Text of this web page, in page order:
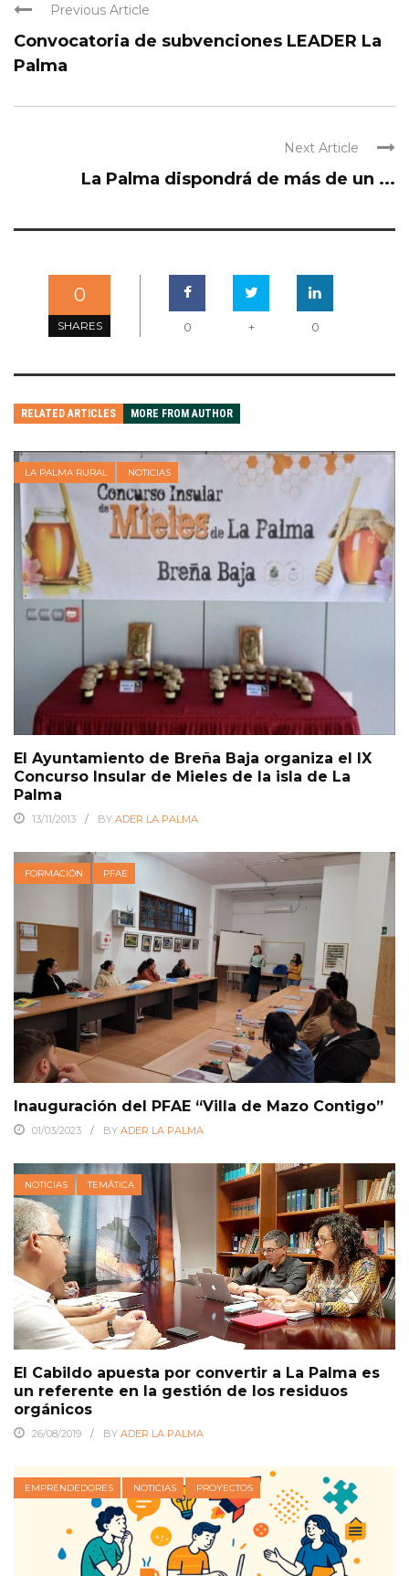
Previous Article
Convocatoria de subvenciones LEADER La
Palma
Next Article
La Palma dispondrá de más de un ...
0
SHARES 0 + 0
RELATED ARTICLES MORE FROM AUTHOR
LA PALMA RURAL NOTICIAS
El Ayuntamiento de Breña Baja organiza el IX
Concurso Insular de Mieles de la isla de La
Palma
13/11/2013 BY ADER LA PALMA
FORMACIÓN PFAE
Inauguración del PFAE “Villa de Mazo Contigo”
01/03/2023 BY ADER LA PALMA
NOTICIAS TEMÁTICA
El Cabildo apuesta por convertir a La Palma es
un referente en la gestión de los residuos
orgánicos
26/08/2019 BY ADER LA PALMA
EMPRENDEDORES NOTICIAS PROYECTOS